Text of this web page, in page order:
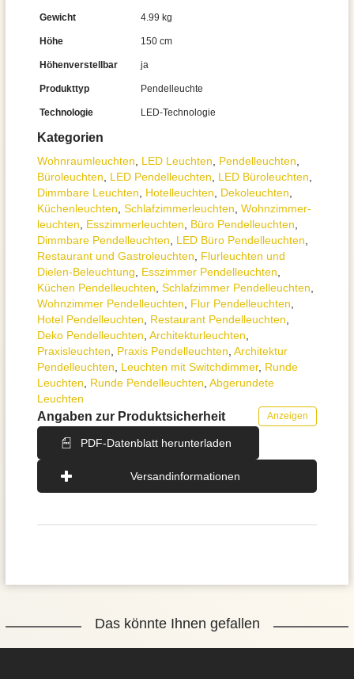
Kategorien
Wohnraum­leuchten LED Leuchten Pendel­leuchten
Büroleuchten
LED Pendelleuchten LED Büroleuchten
Dimmbare Leuchten
Hotelleuchten Dekoleuchten
Küchenleuchten Schlafzimmer­leuchten Wohnzimmer­
leuchten
Esszimmer­­leuchten Büro Pendelleuchten
Dimmbare Pendelleuchten
LED Büro Pendelleuchten
Restaurant und Gastroleuchten
Flurleuchten und
Dielen-Beleuchtung
Esszimmer Pendelleuchten
Küchen Pendelleuchten Schlafzimmer Pendelleuchten
Wohnzimmer Pendelleuchten
Flur Pendelleuchten
Hotel Pendelleuchten
Restaurant Pendelleuchten
Deko Pendelleuchten Architektur­leuchten
Praxisleuchten
Praxis Pendelleuchten Architektur
Pendelleuchten
Leuchten mit Switchdimmer, Runde
Leuchten
Runde Pendelleuchten Abgerundete
Leuchten
Angaben zur Produktsicherheit Anzeigen
PDF-Datenblatt herunterladen
Versandinformationen
Gewicht 4.99 kg
Höhe 150 cm
Höhenverstellbar ja
Produkttyp Pendelleuchte
Technologie LED-Technologie
Das könnte Ihnen gefallen